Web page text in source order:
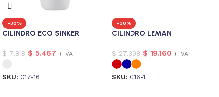
-30%
CILINDRO ECO SINKER
$7.818 $ 5.467 + IVA
SKU: C17-16
-30%
CILINDRO LEMAN
$27.398 $ 19.160 + IVA
SKU: C16-1